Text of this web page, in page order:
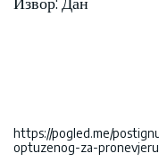
https://pogled.me/
optuzenog-za-